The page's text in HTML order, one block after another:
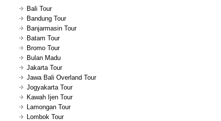
Bali Tour
Bandung Tour
Banjarmasin Tour
Batam Tour
Bromo Tour
Bulan Madu
Jakarta Tour
Jawa Bali Overland Tour
Jogyakarta Tour
Kawah Ijen Tour
Lamongan Tour
Lombok Tour